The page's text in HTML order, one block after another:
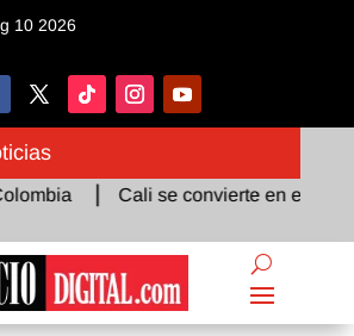
10 2026
Cali se convierte en el